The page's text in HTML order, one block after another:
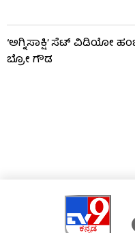
‘ಅಗ್ನಿಸಾಕ್ಷಿ’ ಸೆಟ್ ವಿಡಿಯೋ
ಬ್ರೋ ಗೌಡ